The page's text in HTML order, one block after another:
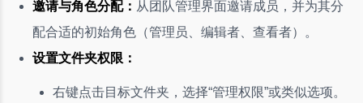
邀请与角色分配： 从团队管理界面邀请成员，并为其分
配合适的初始角色（管理员、编辑者、查看者）。
设置文件夹权限：
右键点击目标文件夹，选择“管理权限”或类似选项。